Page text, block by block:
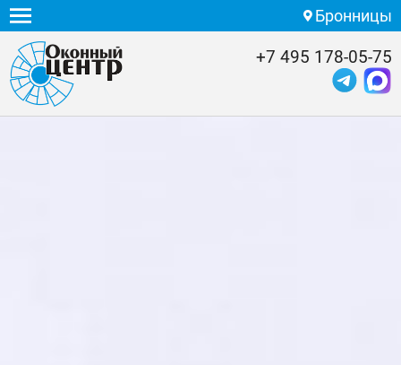
Бронницы
+7 495 178-05-75